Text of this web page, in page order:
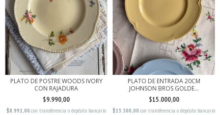
PLATO DE POSTRE WOODS IVORY
CON RAJADURA
$9.990,00
$8.991,00 con transferencia o depósito bancario
PLATO DE ENTRADA 20CM
JOHNSON BROS GOLDE...
$15.000,00
$13.500,00 con transferencia o depósito bancario